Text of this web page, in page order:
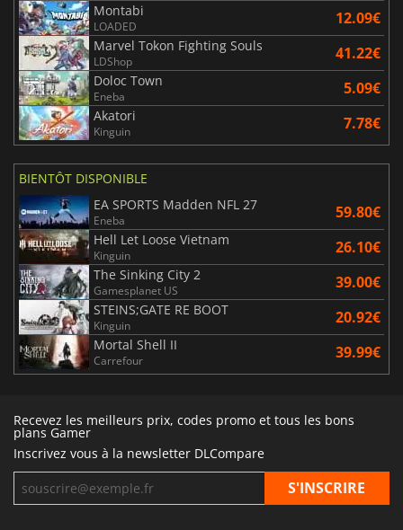
Montabi
LOADED 12.09€
Marvel Tokon Fighting Souls
LDShop 41.22€
Doloc Town
Eneba 5.09€
Akatori
Kinguin 7.78€
BIENTÔT DISPONIBLE
EA SPORTS Madden NFL 27
Eneba 59.80€
Hell Let Loose Vietnam
Kinguin 26.10€
The Sinking City 2
Gamesplanet US 39.00€
STEINS;GATE RE BOOT
Kinguin 20.92€
Mortal Shell II
Carrefour 39.99€
Recevez les meilleurs prix, codes promo et tous les bons
plans Gamer
Inscrivez vous à la newsletter DLCompare